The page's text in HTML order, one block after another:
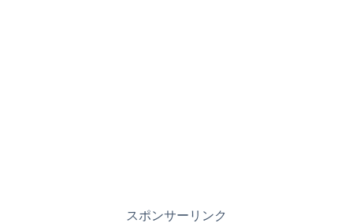
スポンサーリンク